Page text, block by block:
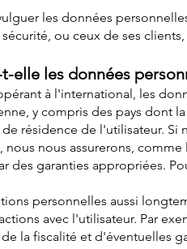
les données
ou ceux de ses
elle les données
à l'international, les
y compris des pays dont
résidence de l'utilisateur.
nous nous assurerons,
des garanties appropriées.
personnelles aussi
avec l'utilisateur. Par
la fiscalité et d'éventuelles